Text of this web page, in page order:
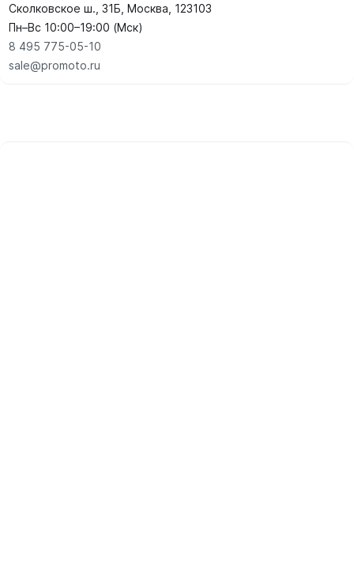
Сколковское ш., 31Б, Москва, 123103
Пн–Вс 10:00–19:00 (Мск)
8 495 775-05-10
sale@promoto.ru